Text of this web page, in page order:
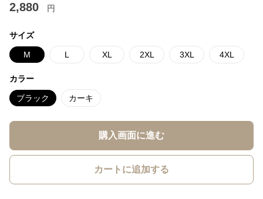
2,880 円
サイズ
M L XL 2XL 3XL 4XL
カラー
ブラック カーキ
購入画面に進む
カートに追加する